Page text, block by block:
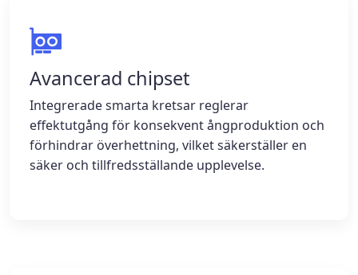
Avancerad chipset
Integrerade smarta kretsar reglerar
effektutgång för konsekvent ångproduktion och
förhindrar överhettning, vilket säkerställer en
säker och tillfredsställande upplevelse.